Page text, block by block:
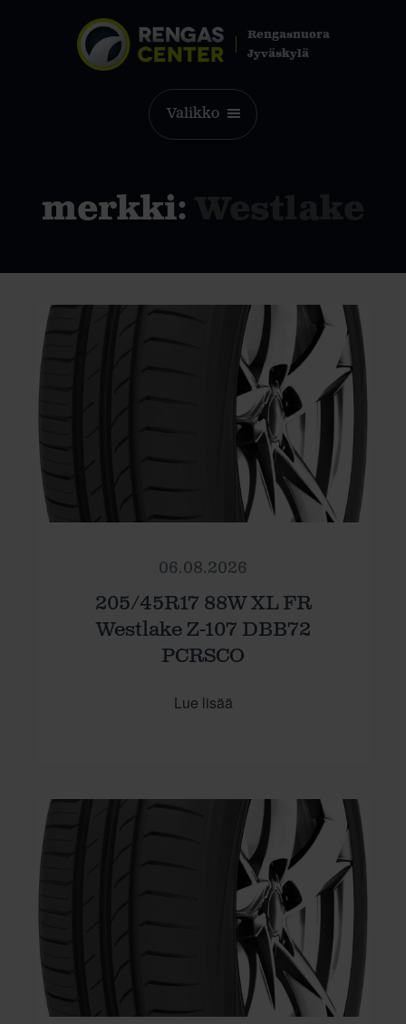
Rengasnuora
Jyväskylä
Valikko
merkki:
06.08.2026
205/45R17 88W XL FR
Westlake Z-107 DBB72
PCRSCO
Lue lisää